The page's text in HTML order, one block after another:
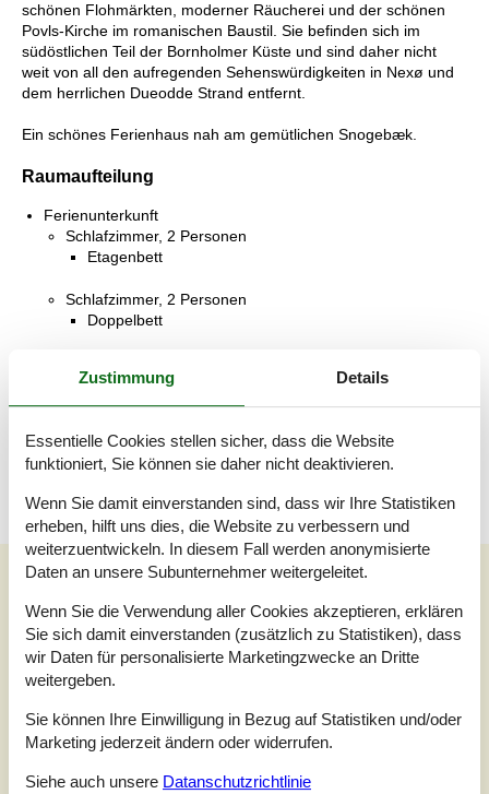
schönen Flohmärkten, moderner Räucherei und der schönen
Povls-Kirche im romanischen Baustil. Sie befinden sich im
südöstlichen Teil der Bornholmer Küste und sind daher nicht
weit von all den aufregenden Sehenswürdigkeiten in Nexø und
dem herrlichen Dueodde Strand entfernt.
Ein schönes Ferienhaus nah am gemütlichen Snogebæk.
Raumaufteilung
Ferienunterkunft
Schlafzimmer, 2 Personen
Etagenbett
Schlafzimmer, 2 Personen
Doppelbett
WC mit warmem und kaltem Wasser, Dusche
Offene Terrasse
Unsere Gästebewertungen
Unsere GästebewertungenExterne Bewertungen
3,0
Bewertung ist vom 14.07.2024
5
Zustimmung Details
Essentielle Cookies stellen sicher, dass die Website
funktioniert, Sie können sie daher nicht deaktivieren.
Wenn Sie damit einverstanden sind, dass wir Ihre Statistiken
erheben, hilft uns dies, die Website zu verbessern und
weiterzuentwickeln. In diesem Fall werden anonymisierte
Daten an unsere Subunternehmer weitergeleitet.
Wenn Sie die Verwendung aller Cookies akzeptieren, erklären
Sie sich damit einverstanden (zusätzlich zu Statistiken), dass
wir Daten für personalisierte Marketingzwecke an Dritte
weitergeben.
Sie können Ihre Einwilligung in Bezug auf Statistiken und/oder
Marketing jederzeit ändern oder widerrufen.
Siehe auch unsere Datanschutzrichtlinie